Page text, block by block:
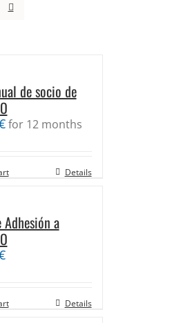
de socio de
for 12 months
Details
Adhesión a
Details